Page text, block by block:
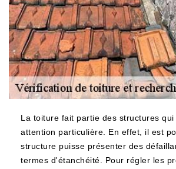
La toiture fait partie des structures
attention particulière. En effet, il est
structure puisse présenter des
termes d'étanchéité. Pour régler les